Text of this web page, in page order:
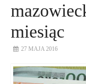
miesiąc
27 MAJA 2016